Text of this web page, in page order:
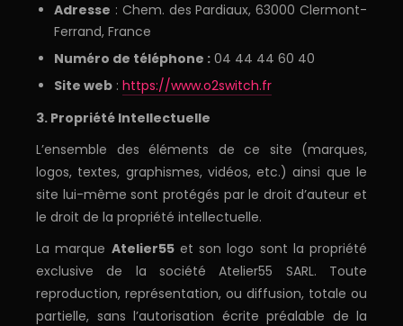
Adresse : Chem. des Pardiaux, 63000 Clermont-
Ferrand, France
Numéro de téléphone : 04 44 44 60 40
Site web : https://www.o2switch.fr
3. Propriété Intellectuelle
L’ensemble des éléments de ce site (marques,
logos, textes, graphismes, vidéos, etc.) ainsi que le
site lui-même sont protégés par le droit d’auteur et
le droit de la propriété intellectuelle.
La marque Atelier55et son logo sont la propriété
exclusive de la société Atelier55 SARL. Toute
reproduction, représentation, ou diffusion, totale ou
partielle, sans l’autorisation écrite préalable de la